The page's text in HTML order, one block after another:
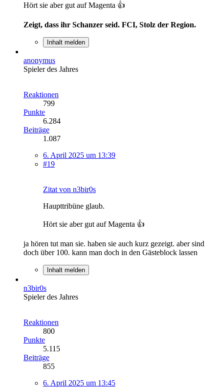
Hört sie aber gut auf Magenta 👍
Zeigt, dass ihr Schanzer seid. FCI, Stolz der Region.
Inhalt melden
anonymus
Spieler des Jahres
Reaktionen
799
Punkte
6.284
Beiträge
1.087
6. April 2025 um 13:39
#19
Zitat von n3bir0s
Haupttribüne glaub.
Hört sie aber gut auf Magenta 👍
ja hören tut man sie. haben sie auch kurz gezeigt. aber sind
doch über 100. kann man doch in den Gästeblock lassen
Inhalt melden
n3bir0s
Spieler des Jahres
Reaktionen
800
Punkte
5.115
Beiträge
855
6. April 2025 um 13:45